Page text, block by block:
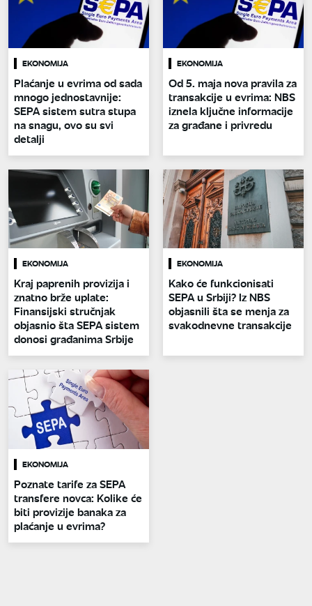
EKONOMIJA
Plaćanje u evrima od sada
mnogo jednostavnije:
SEPA sistem sutra stupa
na snagu, ovo su svi
detalji
EKONOMIJA
Od 5. maja nova pravila za
transakcije u evrima: NBS
iznela ključne informacije
za građane i privredu
EKONOMIJA
Kraj paprenih provizija i
znatno brže uplate:
Finansijski stručnjak
objasnio šta SEPA sistem
donosi građanima Srbije
EKONOMIJA
Kako će funkcionisati
SEPA u Srbiji? Iz NBS
objasnili šta se menja za
svakodnevne transakcije
EKONOMIJA
Poznate tarife za SEPA
transfere novca: Kolike će
biti provizije banaka za
plaćanje u evrima?